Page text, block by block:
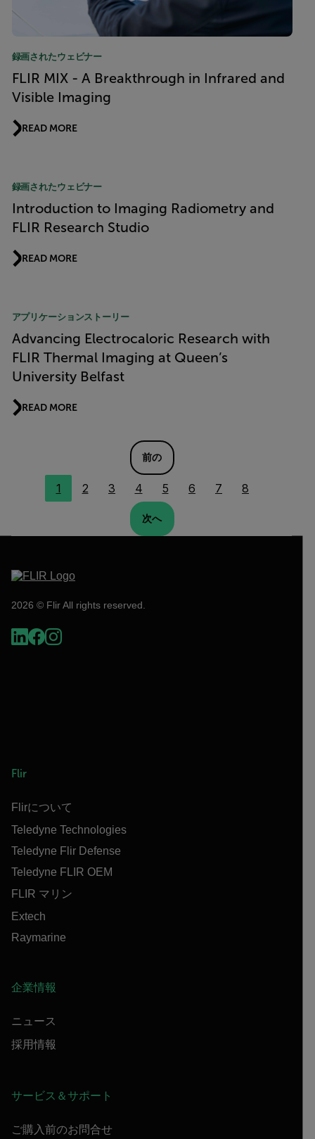
録画されたウェビナー
FLIR MIX - A Breakthrough in Infrared and
Visible Imaging
READ MORE
録画されたウェビナー
Introduction to Imaging Radiometry and
FLIR Research Studio
READ MORE
アプリケーションストーリー
Advancing Electrocaloric Research with
FLIR Thermal Imaging at Queen’s
University Belfast
READ MORE
前の
1 2 3 4 5 6 7 8
次へ
2026 © Flir All rights reserved.
Flir
Flirについて
Teledyne Technologies
Teledyne Flir Defense
Teledyne FLIR OEM
FLIR マリン
Extech
Raymarine
企業情報
ニュース
採用情報
サービス＆サポート
ご購入前のお問合せ